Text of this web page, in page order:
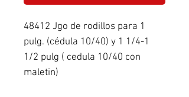
48412 Jgo de rodillos para 1
pulg. (cédula 10/40) y 1 1/4-1
1/2 pulg ( cedula 10/40 con
maletin)